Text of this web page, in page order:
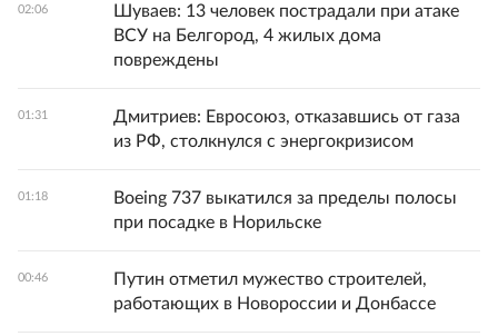
02:06
Шуваев: 13 человек пострадали при атаке
ВСУ на Белгород, 4 жилых дома
повреждены
01:31
Дмитриев: Евросоюз, отказавшись от газа
из РФ, столкнулся с энергокризисом
01:18
Boeing 737 выкатился за пределы полосы
при посадке в Норильске
00:46
Путин отметил мужество строителей,
работающих в Новороссии и Донбассе